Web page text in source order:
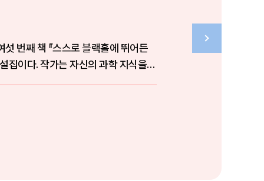
섯 번째 책 『스스로 블랙홀에 뛰어든
집이다. 작가는 자신의 과학 지식을